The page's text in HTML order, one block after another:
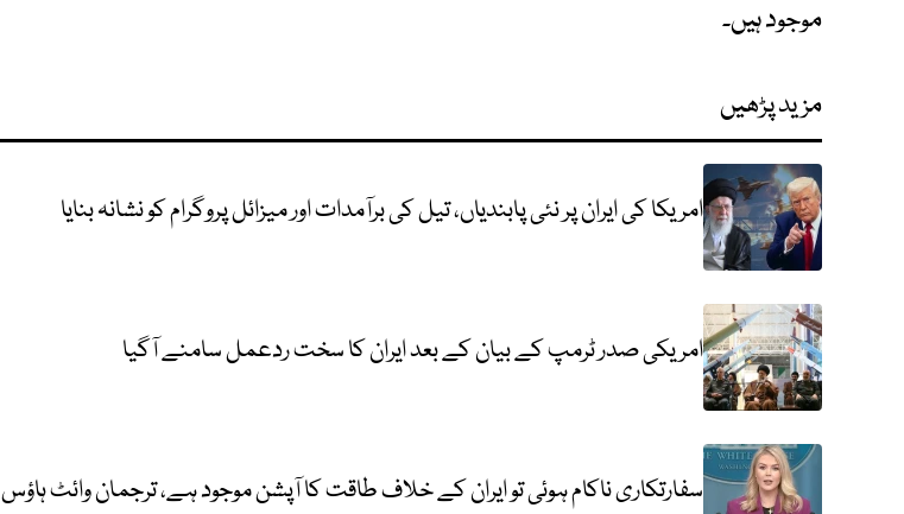
موجود ہیں۔
مزید پڑھیں
امریکا کی ایران پر نئی پابندیاں، تیل کی برآمدات اور میزائل پروگرام کو نشانہ بنایا
امریکی صدر ٹرمپ کے بیان کے بعد ایران کا سخت ردعمل سامنے آگیا
سفارتکاری ناکام ہوئی تو ایران کے خلاف طاقت کا آپشن موجود ہے، ترجمان وائٹ ہاؤس